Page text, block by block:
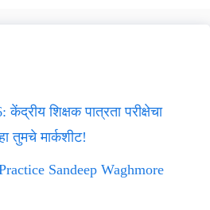
शिक्षक पात्रता परीक्षेचा
तुमचे मार्कशीट!
Sandeep Waghmore